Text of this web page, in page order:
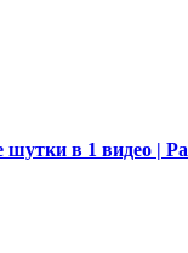
шутки в 1 видео